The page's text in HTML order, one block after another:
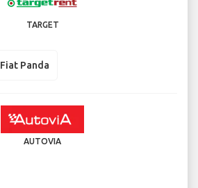
TARGET
Fiat Panda
AUTOVIA